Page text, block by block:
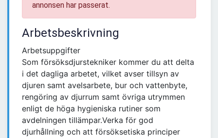
annonsen har passerat.
Arbetsbeskrivning
Arbetsuppgifter
Som försöksdjurstekniker kommer du att delta
i det dagliga arbetet, vilket avser tillsyn av
djuren samt avelsarbete, bur och vattenbyte,
rengöring av djurrum samt övriga utrymmen
enligt de höga hygieniska rutiner som
avdelningen tillämpar.Verka för god
djurhållning och att försöksetiska principer